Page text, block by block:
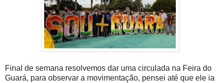
Final de semana resolvemos dar uma circulada na Feira do
Guará, para observar a movimentação, pensei até que ele ia